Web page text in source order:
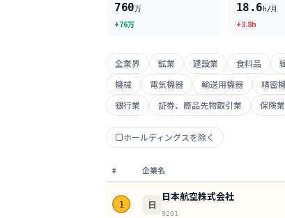
760万
+76万
18.6h/月
+3.8h
全業界 鉱業 建設業 食料品
機械
電気機器 輸送用機器 精密
銀行業
証券、商品先物取引業 保険業
ホールディングスを除く
# 企業名
1 日
日本航空株式会社
9201